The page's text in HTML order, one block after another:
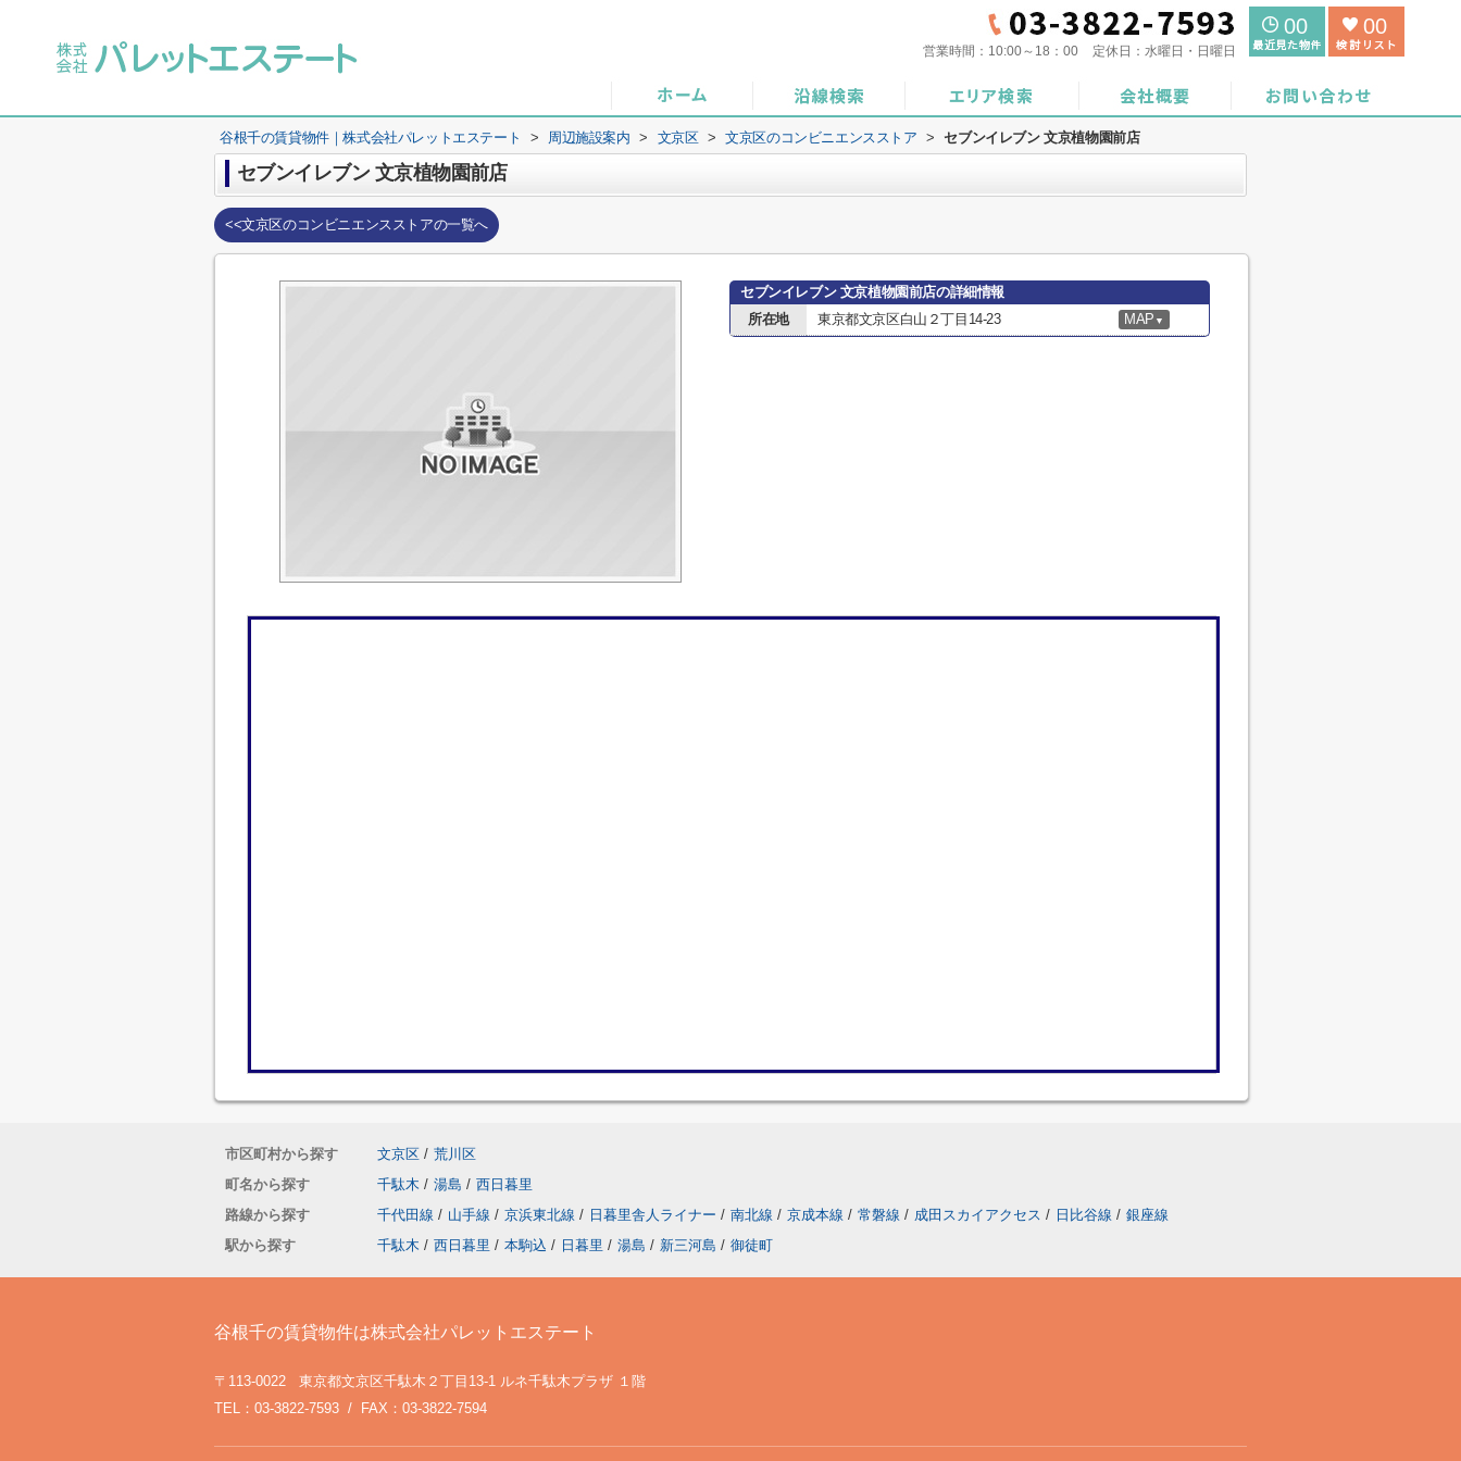
営業時間： 10:00～18：00 定休日： 水曜日・日曜日
00 00
谷根千の賃貸物件｜株式会社パレットエステート > 周辺施設案内 > 文京区 > 文京区のコンビニエンスストア > セブンイレブン 文京植物園前店
セブンイレブン 文京植物園前店
<<文京区のコンビニエンスストアの一覧へ
セブンイレブン 文京植物園前店の詳細情報
所在地
東京都文京区白山２丁目14-23 MAP ▼
市区町村から探す 文京区 / 荒川区
町名から探す
千駄木 / 湯島 / 西日暮里
路線から探す
千代田線 / 山手線 / 京浜東北線 / 日暮里舎人ライナー / 南北線 / 京成本線 / 常磐線 / 成田スカイアクセス / 日比谷線 / 銀座線
駅から探す
千駄木 / 西日暮里 / 本駒込 / 日暮里 / 湯島 / 新三河島 / 御徒町
谷根千の賃貸物件は株式会社パレットエステート
〒113-0022 東京都文京区千駄木２丁目13-1 ルネ千駄木プラザ １階
TEL：03-3822-7593 / FAX：03-3822-7594